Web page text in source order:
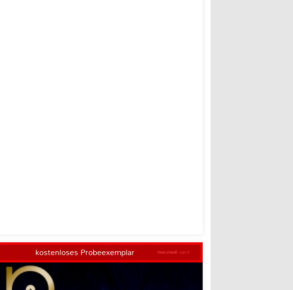
kostenloses Probeexemplar